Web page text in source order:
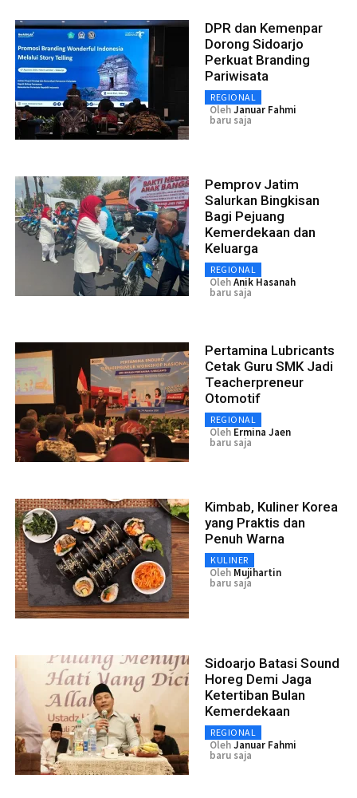
DPR dan Kemenpar
Dorong Sidoarjo
Perkuat Branding
Pariwisata
REGIONAL
OlehJanuar Fahmi
baru saja
Pemprov Jatim
Salurkan Bingkisan
Bagi Pejuang
Kemerdekaan dan
Keluarga
REGIONAL
OlehAnik Hasanah
baru saja
Pertamina Lubricants
Cetak Guru SMK Jadi
Teacherpreneur
Otomotif
REGIONAL
Oleh Ermina Jaen
baru saja
Kimbab, Kuliner Korea
yang Praktis dan
Penuh Warna
KULINER
Oleh Mujihartin
baru saja
Sidoarjo Batasi Sound
Horeg Demi Jaga
Ketertiban Bulan
Kemerdekaan
REGIONAL
OlehJanuar Fahmi
baru saja